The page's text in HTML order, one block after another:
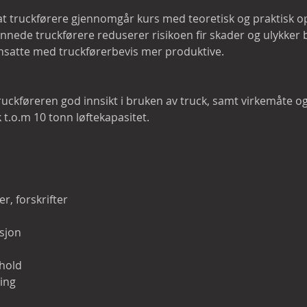
truckførere gjennomgår kurs med teoretisk og praktisk
truckførere reduserer risikoen fir skader og ulykker
med truckførerbevis mer produktive.
god innsikt i bruken av truck, samt virkemåte
10 tonn løftekapasitet.
forskrifter